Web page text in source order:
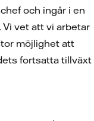
och ingår i en
vet att vi arbetar
möjlighet att
fortsatta tillväxt